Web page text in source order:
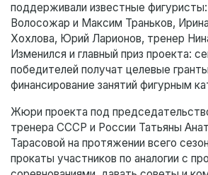
поддерживали известные фигуристы:
Волосожар и Максим Траньков,
Хохлова, Юрий Ларионов, тренер
Изменился и главный приз проекта:
победителей получат целевые
финансирование занятий фигурным
Жюри проекта под
тренера СССР и России Татьяны
Тарасовой на протяжении всего
прокаты участников по аналогии с